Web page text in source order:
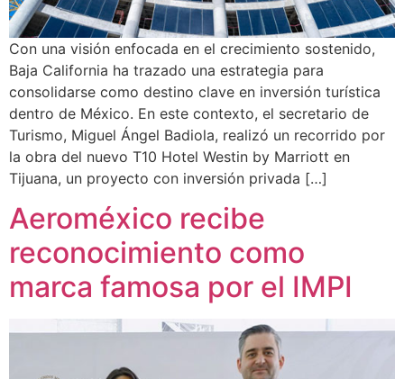
Con una visión enfocada en el crecimiento sostenido,
Baja California ha trazado una estrategia para
consolidarse como destino clave en inversión turística
dentro de México. En este contexto, el secretario de
Turismo, Miguel Ángel Badiola, realizó un recorrido por
la obra del nuevo T10 Hotel Westin by Marriott en
Tijuana, un proyecto con inversión privada […]
Aeroméxico recibe
reconocimiento como
marca famosa por el IMPI